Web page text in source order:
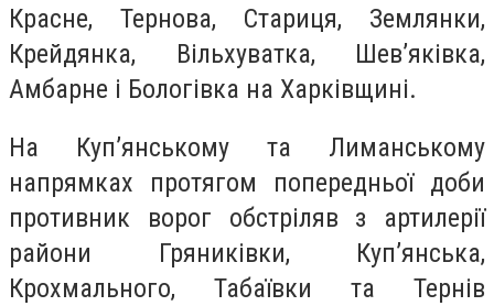
Красне, Тернова, Стариця, Землянки,
Крейдянка, Вільхуватка, Шев’яківка,
Амбарне і Бологівка на Харківщині.
На Куп’янському та Лиманському
напрямках протягом попередньої доби
противник ворог обстріляв з артилерії
райони Гряниківки, Куп’янська,
Крохмального, Табаївки та Тернів